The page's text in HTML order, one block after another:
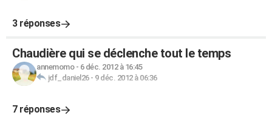
3 réponses
Chaudière qui se déclenche tout le temps
annemomo- 6 déc. 2012 à 16:45
jdf_daniel26- 9 déc. 2012 à 06:36
7 réponses